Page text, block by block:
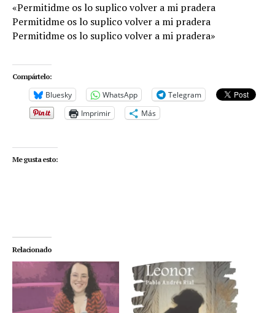
«Permitidme os lo suplico volver a mi pradera
Permitidme os lo suplico volver a mi pradera
Permitidme os lo suplico volver a mi pradera»
Compártelo:
Bluesky WhatsApp
Telegram
Imprimir
Más
Me gusta esto:
Relacionado